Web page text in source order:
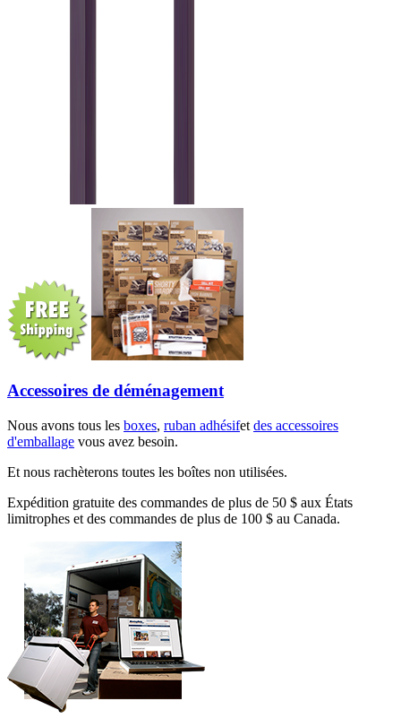
Accessoires de déménagement
Nous avons tous les boxes, ruban adhésifet des accessoires
d'emballage vous avez besoin.
Et nous rachèterons toutes les boîtes non utilisées.
Expédition gratuite des commandes de plus de 50 $ aux États
limitrophes et des commandes de plus de 100 $ au Canada.